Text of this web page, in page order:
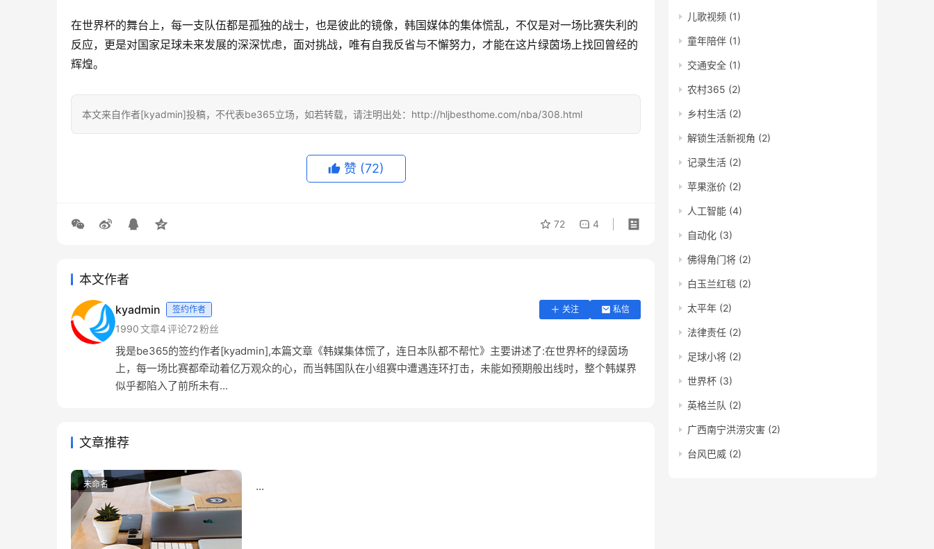
在世界杯的舞台上，每一支队伍都是孤独的战士，也是彼此的镜像，韩国媒体的集体慌乱，不仅是对一场比赛失利的
反应，更是对国家足球未来发展的深深忧虑，面对挑战，唯有自我反省与不懈努力，才能在这片绿茵场上找回曾经的
辉煌。
本文来自作者[kyadmin]投稿，不代表be365立场，如若转载，请注明出处：http://hljbesthome.com/nba/308.html
赞 (72)
72 4
本文作者
kyadmin 签约作者 关注 私信
1990文章4评论72粉丝
我是be365的签约作者[kyadmin],本篇文章《韩媒集体慌了，连日本队都不帮忙》主要讲述了:在世界杯的绿茵场
上，每一场比赛都牵动着亿万观众的心，而当韩国队在小组赛中遭遇连环打击，未能如预期般出线时，整个韩媒界
似乎都陷入了前所未有...
文章推荐
未命名 ...
儿歌视频 (1)
童年陪伴 (1)
交通安全 (1)
农村365 (2)
乡村生活 (2)
解锁生活新视角 (2)
记录生活 (2)
苹果涨价 (2)
人工智能 (4)
自动化 (3)
佛得角门将 (2)
白玉兰红毯 (2)
太平年 (2)
法律责任 (2)
足球小将 (2)
世界杯 (3)
英格兰队 (2)
广西南宁洪涝灾害 (2)
台风巴威 (2)